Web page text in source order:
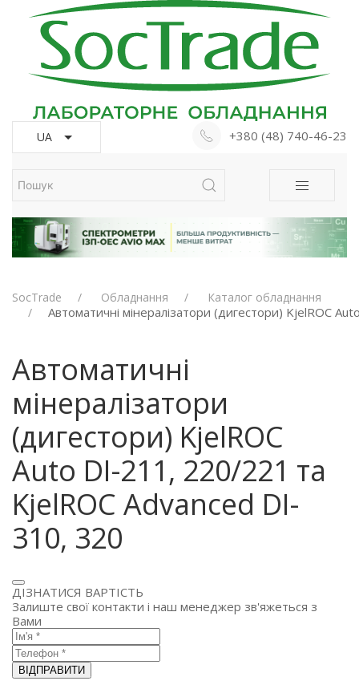
UA +380 (48) 740-46-23
SocTrade Обладнання Каталог обладнання
Автоматичні мінералізатори (дигестори) KjelROC
Автоматичні
мінералізатори
(дигестори) KjelROC
Auto DI-211, 220/221 та
KjelROC Advanced DI-
310, 320
ДІЗНАТИСЯ ВАРТІСТЬ
Залиште свої контакти і наш менеджер зв'яжеться з
Вами
ВІДПРАВИТИ